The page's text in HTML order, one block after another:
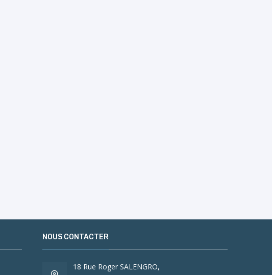
NOUS CONTACTER
18 Rue Roger SALENGRO,